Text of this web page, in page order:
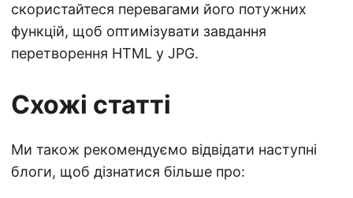
скористайтеся перевагами його потужних
функцій, щоб оптимізувати завдання
перетворення HTML у JPG.
Схожі статті
Ми також рекомендуємо відвідати наступні
блоги, щоб дізнатися більше про: